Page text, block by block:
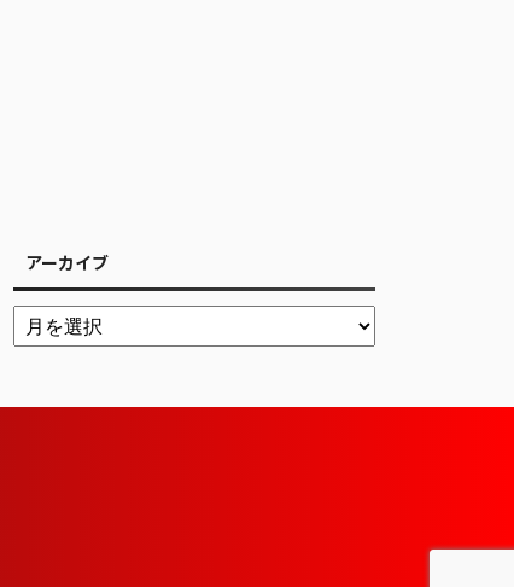
アーカイブ